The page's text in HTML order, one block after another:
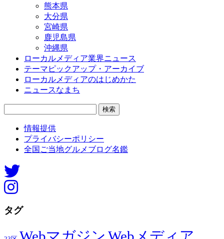
熊本県
大分県
宮崎県
鹿児島県
沖縄県
ローカルメディア業界ニュース
テーマピックアップ・アーカイブ
ローカルメディアのはじめかた
ニュースなまち
情報提供
プライバシーポリシー
全国ご当地グルメブログ名鑑
タグ